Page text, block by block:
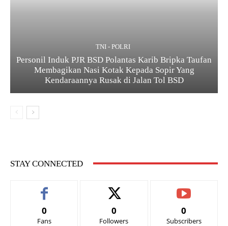
TNI - POLRI
Personil Induk PJR BSD Polantas Karib Bripka Taufan
Membagikan Nasi Kotak Kepada Sopir Yang
Kendaraannya Rusak di Jalan Tol BSD
STAY CONNECTED
0
Fans
0
Followers
0
Subscribers